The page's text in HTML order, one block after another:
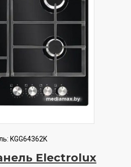
KGG64362K
Electrolux